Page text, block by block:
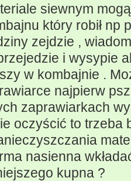
siewnym
który robił np
zejdzie ,
i wysypie
w kombajnie .
najpierw
zaprawiarkach
oczyścić to
nasienna
kupna ?